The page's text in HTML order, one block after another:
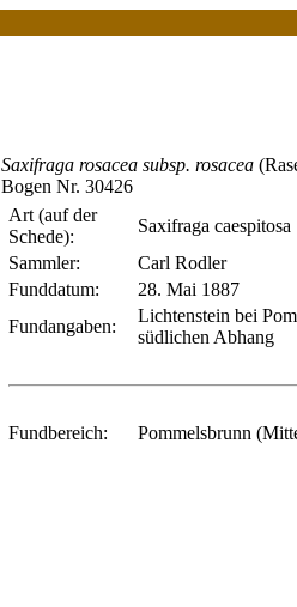
Saxifraga rosacea subsp. rosacea
Bogen Nr. 30426
Art (auf der
Schede):
Saxifraga caespitosa
Sammler:
Carl Rodler
Funddatum:
28. Mai 1887
Fundangaben:
Lichtenstein bei
südlichen Abhang
Fundbereich: Pommelsbrunn